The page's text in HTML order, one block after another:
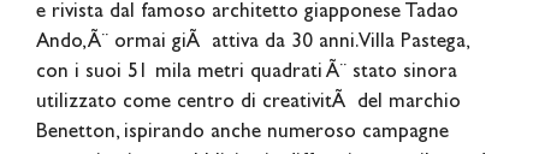
e rivista dal famoso architetto giapponese Tadao
Ando, Ã¨ ormai giÃ attiva da 30 anni. Villa Pastega,
con i suoi 51 mila metri quadrati Ã¨ stato sinora
utilizzato come centro di creativitÃ del marchio
Benetton, ispirando anche numeroso campagne